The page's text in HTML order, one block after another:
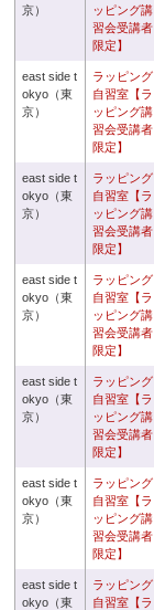
京）
ッピング講
習会受講者
限定】
east side t
okyo（東
京）
ラッピング
自習室【ラ
ッピング講
習会受講者
限定】
east side t
okyo（東
京）
ラッピング
自習室【ラ
ッピング講
習会受講者
限定】
east side t
okyo（東
京）
ラッピング
自習室【ラ
ッピング講
習会受講者
限定】
east side t
okyo（東
京）
ラッピング
自習室【ラ
ッピング講
習会受講者
限定】
east side t
okyo（東
京）
ラッピング
自習室【ラ
ッピング講
習会受講者
限定】
east side t
okyo（東
ラッピング
自習室【ラ